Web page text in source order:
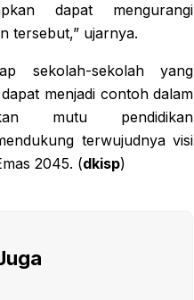
dapat mengurangi
tersebut,” ujarnya.
sekolah-sekolah yang
menjadi contoh dalam
mutu pendidikan
terwujudnya visi
2045. (dkisp)